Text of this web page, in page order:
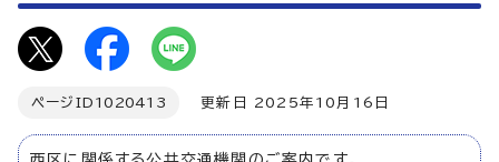
ページID 1020413 更新日 2025年10月16日